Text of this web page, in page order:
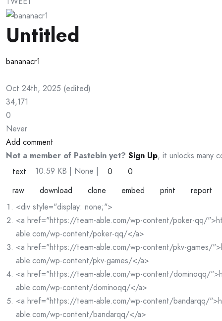
Untitled
bananacr1
Oct 24th, 2025 (edited)
34,171
0
Never
Add comment
Not a member of Pastebin yet? Sign Up, it unlocks many
text
10.59 KB | None | 0
0
raw
download clone embed print
report
<div style="display: none;">
<a href="https://team-able.com/wp-content/poker-qq/
able.com/wp-content/poker-qq/</a>
<a href="https://team-able.com/wp-content/pkv-games/
able.com/wp-content/pkv-games/</a>
<a href="https://team-able.com/wp-content/dominoqq/
able.com/wp-content/dominoqq/</a>
<a href="https://team-able.com/wp-content/bandarqq/
able.com/wp-content/bandarqq/</a>